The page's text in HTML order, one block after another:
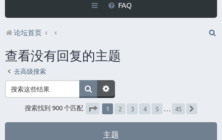
FAQ
论坛首页
查看没有回复的主题
去高级搜索
搜索找到 900 个匹配
1 2 3 4 5
45
主题